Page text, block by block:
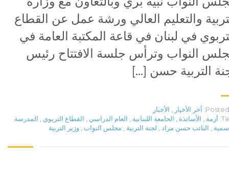
والتعليم العالي ورشة عمل عن القطاع
في لبنان في قاعة المكتبة العامة في
النواب وترأس جلسة الافتتاح رئيس
التربية حسن […]
Posted آخر الأخبار
الأخبار
أزمة الأساتذة الحامعة اللبنانية العام الدراسي القطاع التربوي
المدرسة
النائب حسن مراد لجنة التربية مجلس النواب وزير التربية